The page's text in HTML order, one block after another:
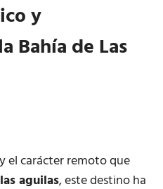
y
Bahía de Las
el carácter remoto que
aguilas, este destino ha